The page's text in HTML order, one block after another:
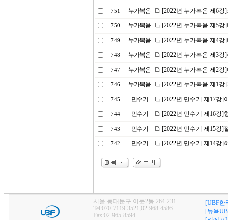
751 누가복음 [2022년 누가복음 제6
750 누가복음 [2022년 누가복음 제5
749 누가복음 [2022년 누가복음 제4
748 누가복음 [2022년 누가복음 제3
747 누가복음 [2022년 누가복음 제2
746 누가복음 [2022년 누가복음 제1
745 민수기 [2022년 민수기 제17강]
744 민수기 [2022년 민수기 제16강]
743 민수기 [2022년 민수기 제15강]
742 민수기 [2022년 민수기 제14강]
서울 동대문구 이문2동 264-231
Tel:070-7119-3521,02-968-4586
Fax:02-965-8594
[UBF한
[뉴욕